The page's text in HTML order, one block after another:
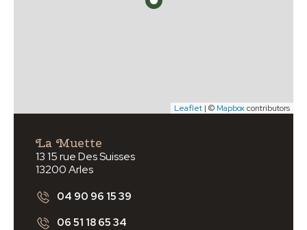
Leaflet | © Mapboxcontributors
La Muette
13 15 rue Des Suisses
13200 Arles
04 90 96 15 39
06 51 18 65 34